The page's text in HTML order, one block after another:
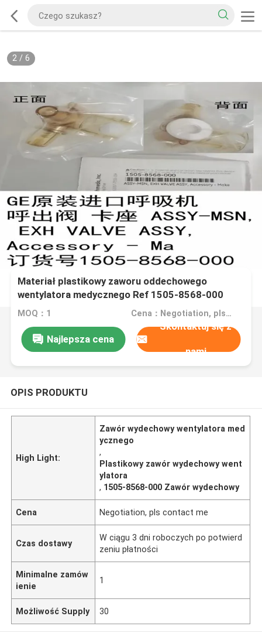
2/ 6
Materiał plastikowy zaworu oddechowego
wentylatora medycznego Ref 1505-8568-000
MOQ：1 Cena：Negotiation, pls contact me
Najlepsza cena
Skontaktuj się z
nami
OPIS PRODUKTU
High Light:
Zawór wydechowy wentylatora med
ycznego
,
Plastikowy zawór wydechowy went
ylatora
, 1505-8568-000 Zawór wydechowy
Cena Negotiation, pls contact me
Czas dostawy
W ciągu 3 dni roboczych po potwierd
zeniu płatności
Minimalne zamów
ienie
1
Możliwość Supply 30